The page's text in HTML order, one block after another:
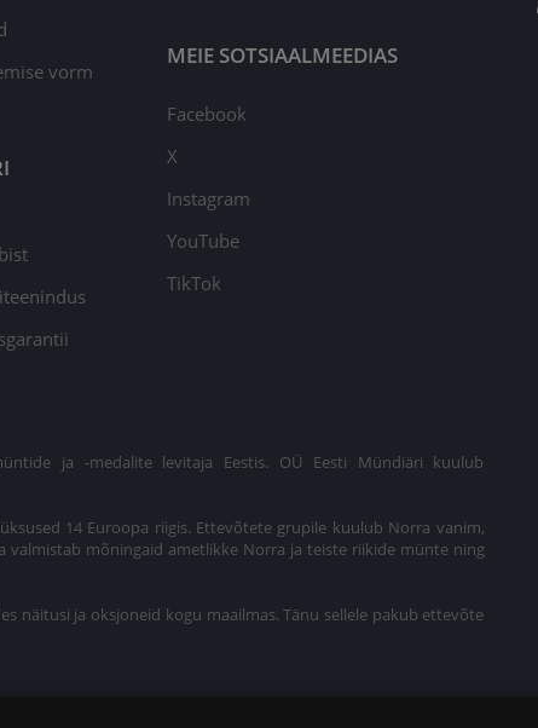
vorm
MEIE SOTSIAALMEEDIAS
Facebook
X
Instagram
YouTube
TikTok
ja -medalite levitaja Eestis. OÜ Eesti Mündiäri kuulub
14 Euroopa riigis. Ettevõtete grupile kuulub Norra vanim,
valmistab mõningaid ametlikke Norra ja teiste riikide münte ning
näitusi ja oksjoneid kogu maailmas. Tänu sellele pakub ettevõte